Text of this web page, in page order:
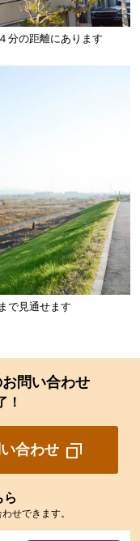
分の距離にあります
で見通せます
問い合わせ
！
合わせ
ら
せできます。